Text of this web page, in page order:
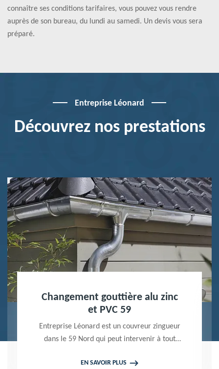
connaître ses conditions tarifaires, vous pouvez vous rendre
auprès de son bureau, du lundi au samedi. Un devis vous sera
préparé.
Entreprise Léonard
Découvrez nos prestations
Nettoyage terrasse et pavé 59
Peintre professionnel dans le 59 Nord,
Entreprise Léonard utilise des produits de
pavé. Propose un devis gratuit qui ne vous
EN SAVOIR PLUS